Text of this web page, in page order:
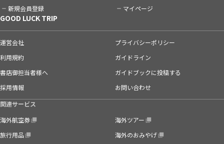
新規会員登録 マイページ
GOOD LUCK TRIP
運営会社
プライバシーポリシー
利用規約
ガイドライン
書店御担当者様へ
ガイドブックに投稿する
採用情報
お問い合わせ
関連サービス
海外航空券
海外ツアー
旅行用品
海外のおみやげ